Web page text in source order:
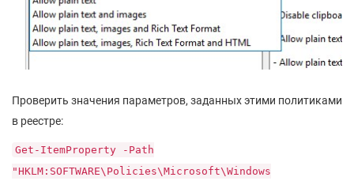
Проверить значения параметров, заданных этими политиками
в реестре:
Get-ItemProperty -Path
"HKLM:SOFTWARE\Policies\Microsoft\Windows